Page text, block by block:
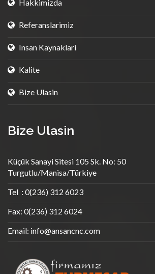
Hakkimizda
Referanslarimiz
Insan Kaynaklari
Kalite
Bize Ulasin
Bize Ulasin
Küçük Sanayi Sitesi 105 Sk. No: 50
Turgutlu/Manisa/Türkiye
Tel : 0(236) 312 6023
Fax: 0(236) 312 6024
Email: info@ansancnc.com